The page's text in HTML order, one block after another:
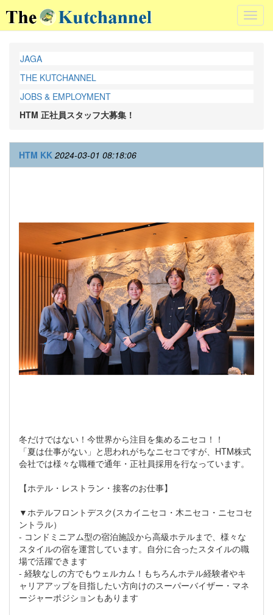
JAGA
THE KUTCHANNEL
JOBS & EMPLOYMENT
HTM 正社員スタッフ大募集！
HTM KK 2024-03-01 08:18:06
冬だけではない！今世界から注目を集めるニセコ！！
「夏は仕事がない」と思われがちなニセコですが、HTM株式
会社では様々な職種で通年・正社員採用を行なっています。
【ホテル・レストラン・接客のお仕事】
▼ホテルフロントデスク(スカイニセコ・木ニセコ・ニセコセ
ントラル）
- コンドミニアム型の宿泊施設から高級ホテルまで、様々な
スタイルの宿を運営しています。自分に合ったスタイルの職
場で活躍できます
- 経験なしの方でもウェルカム！もちろんホテル経験者やキ
ャリアアップを目指したい方向けのスーパーバイザー・マネ
ージャーポジションもあります